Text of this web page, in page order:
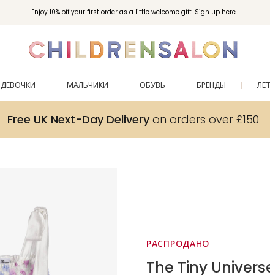
Enjoy 10% off your first order as a little welcome gift. Sign up here.
ДЕВОЧКИ МАЛЬЧИКИ ОБУВЬ БРЕНДЫ
Free UK Next-Day Deliveryon orders over £150
РАСПРОДАНО
The Tiny